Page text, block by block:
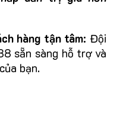
hàng tận tâm: Đội
sẵn sàng hỗ trợ và
bạn.